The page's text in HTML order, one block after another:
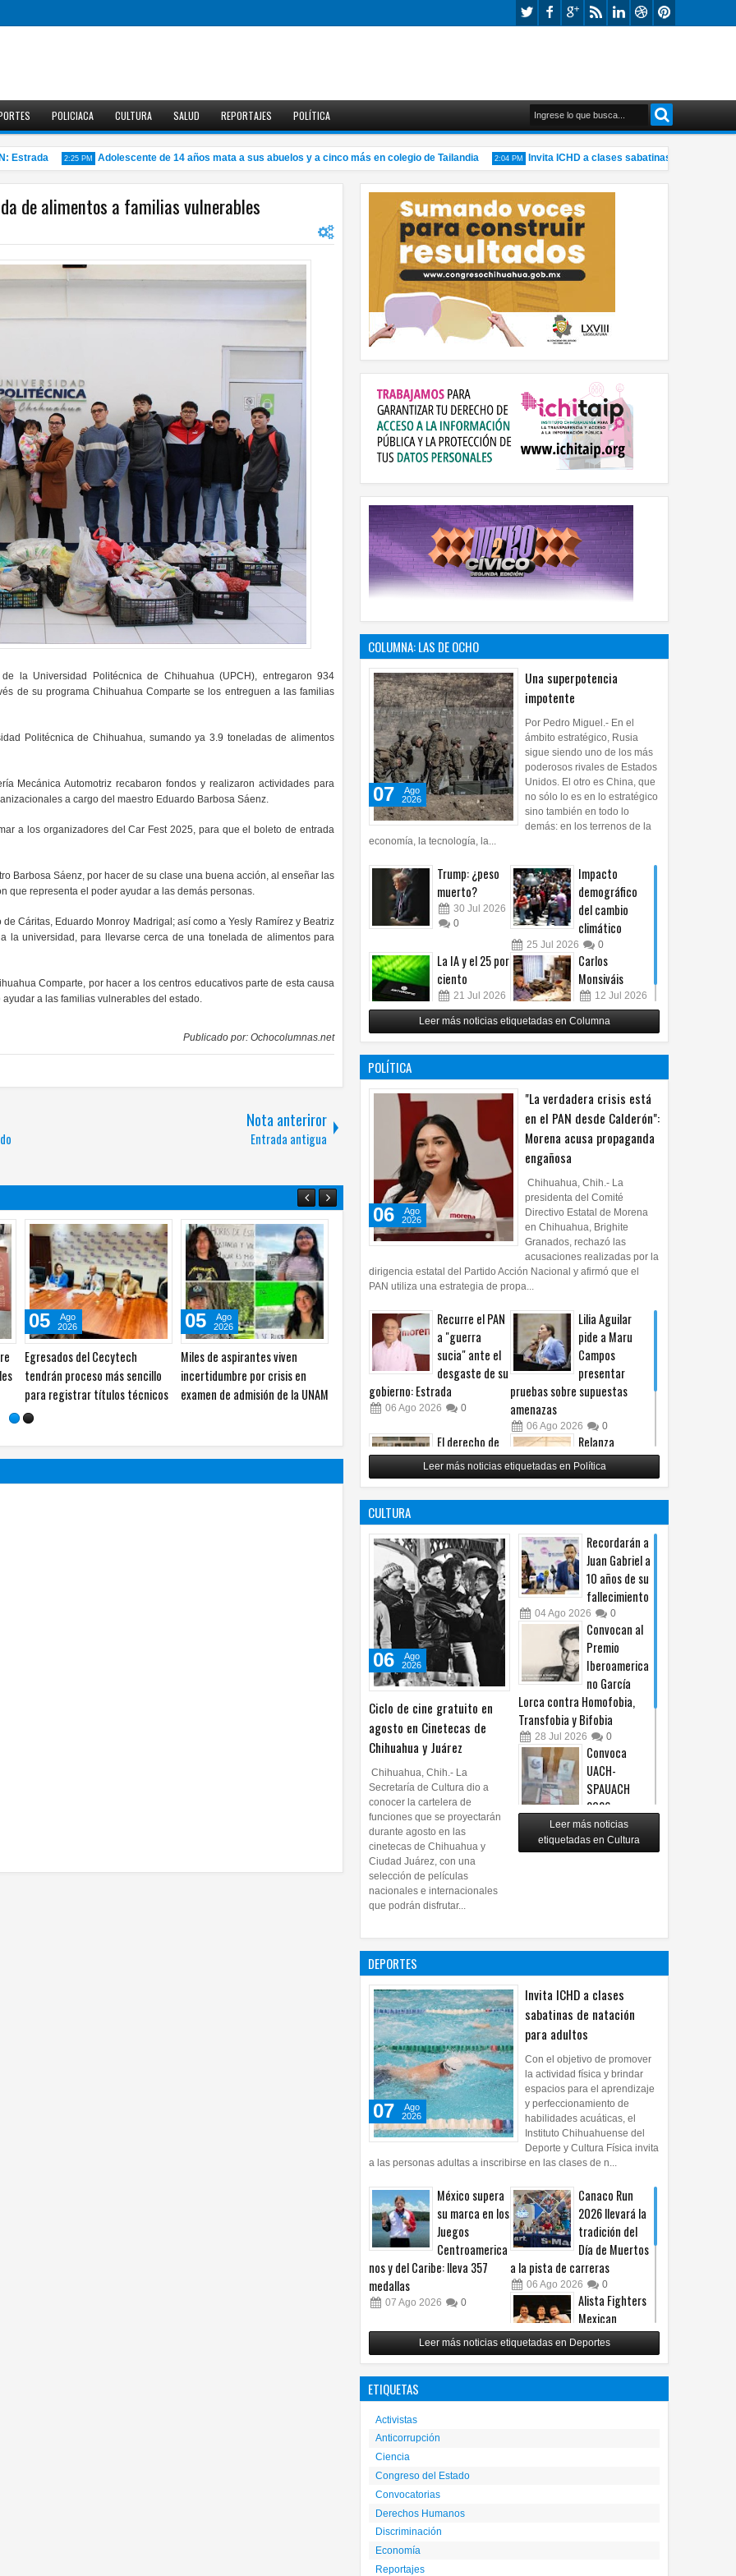
POLICIACA CULTURA SALUD REPORTAJES POLÍTICA
2:25 PM Adolescente de 14 años mata a sus abuelos y a cinco más en colegio de Tailandia 2:04 PM Invita ICHD a clases sabatinas de natación
de alimentos a familias vulnerables
la Universidad Politécnica de Chihuahua (UPCH), entregaron 934
de su programa Chihuahua Comparte se los entreguen a las familias
Politécnica de Chihuahua, sumando ya 3.9 toneladas de alimentos
Mecánica Automotriz recabaron fondos y realizaron actividades para
a cargo del maestro Eduardo Barbosa Sáenz.
a los organizadores del Car Fest 2025, para que el boleto de entrada
Barbosa Sáenz, por hacer de su clase una buena acción, al enseñar las
que representa el poder ayudar a las demás personas.
Cáritas, Eduardo Monroy Madrigal; así como a Yesly Ramírez y Beatriz
la universidad, para llevarse cerca de una tonelada de alimentos para
Comparte, por hacer a los centros educativos parte de esta causa
a las familias vulnerables del estado.
Publicado por: Ochocolumnas.net
Nota anteriror
Entrada antigua
Universidad de las Mujeres
en blockchain y
gemelos digitales
Jul
2026
Las 10 mejores universidades
de México, según ranking
educativo
07
Ago
2026
Organiza UACH simposio sobre
economía circular y materiales
sostenibles
06
COLUMNA: LAS DE OCHO
Una superpotencia
impotente
07
Ago
2026
Por Pedro Miguel.- En el
ámbito estratégico, Rusia
sigue siendo uno de los más
poderosos rivales de Estados
Unidos. El otro es China, que
no sólo lo es en lo estratégico
sino también en todo lo
demás: en los terrenos de la
economía, la tecnología, la...
Trump: ¿peso
muerto?
30 Jul 2026
0
Impacto
demográfico
del cambio
climático
25 Jul 2026 0
La IA y el 25 por
ciento
21 Jul 2026
0
Carlos
Monsiváis
12 Jul 2026
0
Leer más noticias etiquetadas en Columna
POLÍTICA
"La verdadera crisis está
en el PAN desde Calderón":
Morena acusa propaganda
engañosa
06
Ago
2026
Chihuahua, Chih.- La
presidenta del Comité
Directivo Estatal de Morena
en Chihuahua, Brighite
Granados, rechazó las
acusaciones realizadas por la
dirigencia estatal del Partido Acción Nacional y afirmó que el
PAN utiliza una estrategia de propa...
Recurre el PAN
a "guerra
sucia" ante el
desgaste de su
gobierno: Estrada
06 Ago 2026 0
Lilia Aguilar
pide a Maru
Campos
presentar
pruebas sobre supuestas
amenazas
06 Ago 2026 0
El derecho de
las audiencias
no es censura,
es un principio
constitucional: González
05Ago 2026 0
Relanza
Villalobos
programa de
afiliación del
05Ago 2026
Leer más noticias etiquetadas en Política
CULTURA
Ciclo de cine gratuito en
agosto en Cinetecas de
Chihuahua y Juárez
06
Ago
2026
Chihuahua, Chih.- La
Secretaría de Cultura dio a
conocer la cartelera de
funciones que se proyectarán
durante agosto en las
cinetecas de Chihuahua y
Ciudad Juárez, con una
selección de películas
nacionales e internacionales
que podrán disfrutar...
Recordarán a
Juan Gabriel a
10 años de su
fallecimiento
04Ago 2026 0
Convocan al
Premio
Iberoamerica
no García
Lorca contra Homofobia,
Transfobia y Bifobia
28 Jul 2026 0
Convoca
UACH-
SPAUACH
2026 a
publicar textos académicos
28 Jul 2026 0
Copian
Leer más noticias
etiquetadas en Cultura
DEPORTES
Invita ICHD a clases
sabatinas de natación
para adultos
07
Ago
2026
Con el objetivo de promover
la actividad física y brindar
espacios para el aprendizaje
y perfeccionamiento de
habilidades acuáticas, el
Instituto Chihuahuense del
Deporte y Cultura Física invita
a las personas adultas a inscribirse en las clases de n...
México supera
su marca en los
Juegos
Centroamerica
nos y del Caribe: lleva 357
medallas
07 Ago 2026 0
Canaco Run
2026 llevará la
tradición del
Día de Muertos
a la pista de carreras
06 Ago 2026 0
Alista Fighters
Mexican
Promotions
posible regreso
con peleas en jaula
Reunirá Box de
peleadores de
municipios este fin de semana
30 Jul 2026
Leer más noticias etiquetadas en Deportes
ETIQUETAS
Activistas
Anticorrupción
Ciencia
Congreso del Estado
Convocatorias
Derechos Humanos
Discriminación
Economía
Reportajes